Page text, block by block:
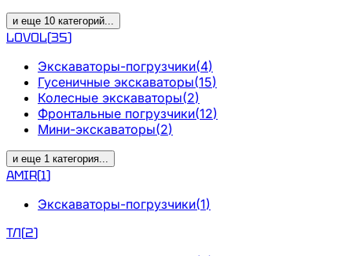
и еще 10 категорий...
LOVOL(35)
Экскаваторы-погрузчики(4)
Гусеничные экскаваторы(15)
Колесные экскаваторы(2)
Фронтальные погрузчики(12)
Мини-экскаваторы(2)
и еще 1 категория...
AMIR(1)
Экскаваторы-погрузчики(1)
ТЛ(2)